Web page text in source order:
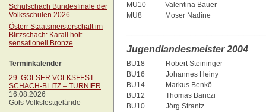
Schulschach Bundesfinale der
Volksschulen 2026
Österr Staatsmeisterschaft im
Blitzschach: Karall holt
sensationell Bronze
Terminkalender
29. GOLSER VOLKSFEST
SCHACH-BLITZ – TURNIER
16.08.2026
Gols Volksfestgelände
MU10
Valentina Bauer
MU8
Moser Nadine
Jugendlandesmeister 2004
BU18
Robert Steininger
BU16
Johannes Heiny
BU14
Markus Benkö
BU12
Thomas Banczi
BU10
Jörg Strantz